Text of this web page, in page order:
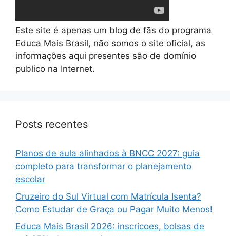
Este site é apenas um blog de fãs do programa
Educa Mais Brasil, não somos o site oficial, as
informações aqui presentes são de domínio
publico na Internet.
Posts recentes
Planos de aula alinhados à BNCC 2027: guia
completo para transformar o planejamento
escolar
Cruzeiro do Sul Virtual com Matrícula Isenta?
Como Estudar de Graça ou Pagar Muito Menos!
Educa Mais Brasil 2026: inscricoes, bolsas de